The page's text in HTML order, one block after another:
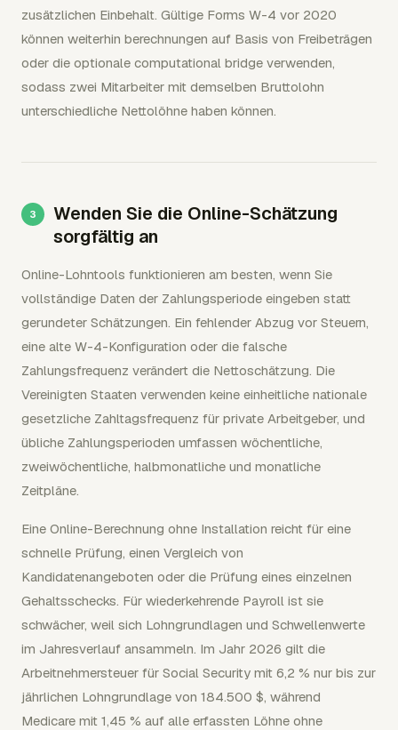
zusätzlichen Einbehalt. Gültige Forms W-4 vor 2020
können weiterhin berechnungen auf Basis von Freibeträgen
oder die optionale computational bridge verwenden,
sodass zwei Mitarbeiter mit demselben Bruttolohn
unterschiedliche Nettolöhne haben können.
Wenden Sie die Online-Schätzung
sorgfältig an
Online-Lohntools funktionieren am besten, wenn Sie
vollständige Daten der Zahlungsperiode eingeben statt
gerundeter Schätzungen. Ein fehlender Abzug vor Steuern,
eine alte W-4-Konfiguration oder die falsche
Zahlungsfrequenz verändert die Nettoschätzung. Die
Vereinigten Staaten verwenden keine einheitliche nationale
gesetzliche Zahltagsfrequenz für private Arbeitgeber, und
übliche Zahlungsperioden umfassen wöchentliche,
zweiwöchentliche, halbmonatliche und monatliche
Zeitpläne.
Eine Online-Berechnung ohne Installation reicht für eine
schnelle Prüfung, einen Vergleich von
Kandidatenangeboten oder die Prüfung eines einzelnen
Gehaltsschecks. Für wiederkehrende Payroll ist sie
schwächer, weil sich Lohngrundlagen und Schwellenwerte
im Jahresverlauf ansammeln. Im Jahr 2026 gilt die
Arbeitnehmersteuer für Social Security mit 6,2 % nur bis zur
jährlichen Lohngrundlage von 184.500 $, während
Medicare mit 1,45 % auf alle erfassten Löhne ohne